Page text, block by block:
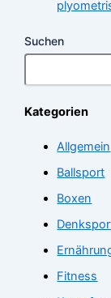
Suchen
Kategorien
Allgemein
Ballsport
Boxen
Fitness